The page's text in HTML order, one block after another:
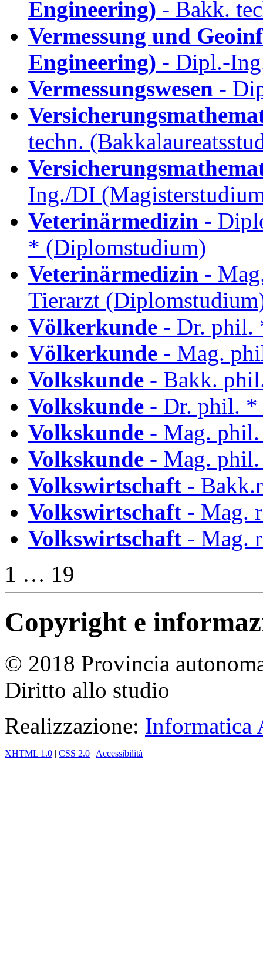
Engineering) - Bakk.
Vermessung und
Engineering) - Dipl.-
Vermessungswesen -
techn.
Ing./DI
Veterinärmedizin -
* (Diplomstudium)
Veterinärmedizin -
Tierarzt
Völkerkunde - Dr. phil.
Völkerkunde - Mag.
Volkskunde - Bakk.
Volkskunde - Dr. phil. *
Volkskunde - Mag.
Volkskunde - Mag.
Volkswirtschaft -
Volkswirtschaft - Mag.
Volkswirtschaft - Mag.
1 … 19
Copyright e
© 2018 Provincia
Diritto allo studio
Realizzazione:
XHTML 1.0 | CSS 2.0 | Accessibilità